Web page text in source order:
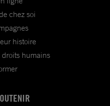
chez soi
histoire
humains